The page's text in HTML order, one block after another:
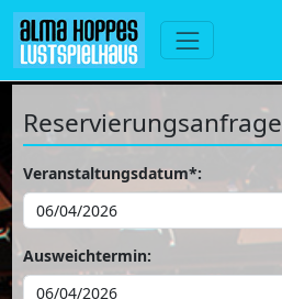
Reservierungsanfrage
Veranstaltungsdatum*:
Ausweichtermin: